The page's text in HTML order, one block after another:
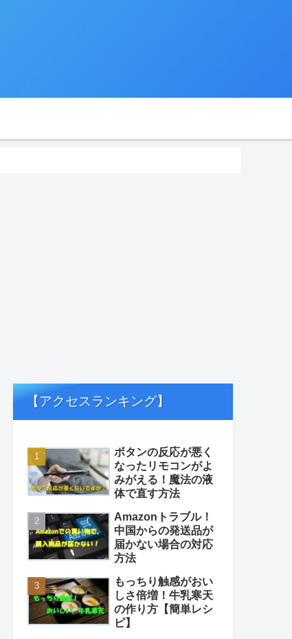
【アクセスランキング】
ボタンの反応が悪く
なったリモコンがよ
みがえる！魔法の液
体で直す方法
Amazonトラブル！
中国からの発送品が
届かない場合の対応
方法
もっちり触感がおい
しさ倍増！牛乳寒天
の作り方【簡単レシ
ピ】